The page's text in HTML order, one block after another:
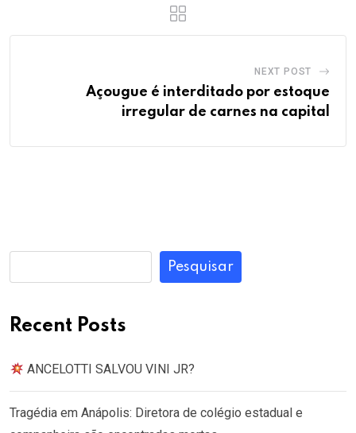
NEXT POST
Açougue é interditado por estoque
irregular de carnes na capital
Pesquisar
Recent Posts
ANCELOTTI SALVOU VINI JR?
Tragédia em Anápolis: Diretora de colégio estadual e